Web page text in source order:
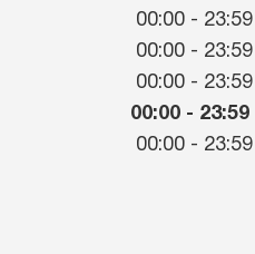
00:00 - 23:59
00:00 - 23:59
00:00 - 23:59
00:00 - 23:59
00:00 - 23:59